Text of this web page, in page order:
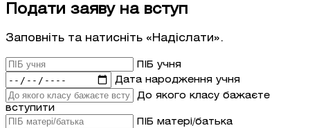
Подати заяву на вступ
Заповніть та натисніть «Надіслати».
ПІБ учня
Дата народження учня
До якого класу бажаєте
вступити
ПІБ матері/батька